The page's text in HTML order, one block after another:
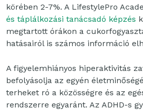
körében 2-7%. A LifestylePro
és táplálkozási tanácsadó képzés
megtartott órákon a
hatásairól is számos információ
A figyelemhiányos hiperaktivitás
befolyásolja az egyén
terheket ró a közösségre és az
rendszerre egyaránt. Az ADHD-s